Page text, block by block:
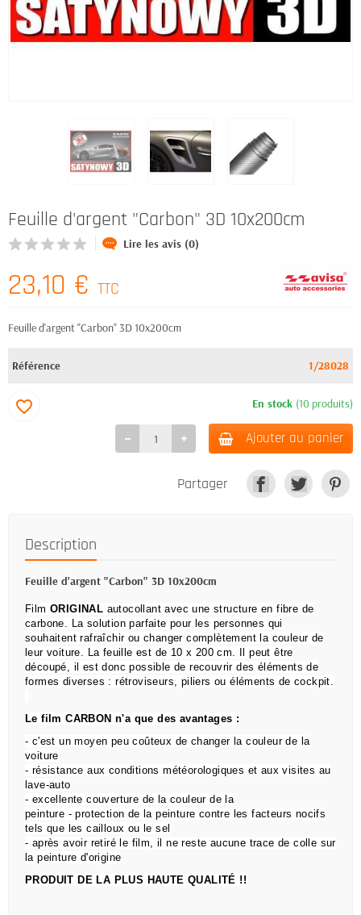
Feuille d'argent "Carbon" 3D 10x200cm
Lire les avis (0)
23,10 € TTC
Feuille d'argent "Carbon" 3D 10x200cm
Référence 1/28028
En stock (10 produits)
Ajouter au panier
favorite_border
Partager
Description
Feuille d'argent "Carbon" 3D 10x200cm
Film ORIGINAL autocollantavec une structure en fibre de
carbone. La solution parfaite pour les personnes qui
souhaitent rafraîchir ou changer complètement la couleur de
leur voiture. La feuille est de 10 x 200 cm.
Il peut être
découpé, il est donc possible de recouvrir des éléments de
formes diverses : rétroviseurs, piliers ou éléments de cockpit.
Le film CARBON n'a que des avantages :
- c'est un moyen peu coûteux de changer la couleur de la
voiture
- résistance aux conditions météorologiques et aux visites au
lave-auto
- excellente couverture de la couleur de la
peinture - protection de la peinture contre les facteurs nocifs
tels que les cailloux ou le sel
- après avoir retiré le film, il ne reste aucune trace de colle sur
la peinture d'origine
PRODUIT DE LA PLUS HAUTE QUALITÉ !!